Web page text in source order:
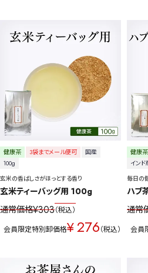
健康茶 3袋までメール便可
国産
100g
玄米の香ばしさがほっとする香り
玄米ティーバッグ用 100g
通常価格¥303 税込
会員限定特別卸価格¥276 税込
健康茶
インド
毎日の
ハブ
通常
会員